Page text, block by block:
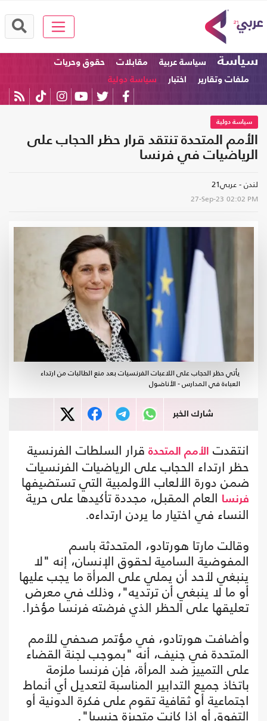
سياسة سياسة عربية مقابلات
حقوق وحريات
ملفات وتقارير
اختبار سياسة دولية
سياسة دولية
الأمم المتحدة تنتقد قرار حظر الحجاب على
الرياضيات في فرنسا
لندن - عربي21
27-Sep-23 02:02 PM
يأتي حظر الحجاب على اللاعبات الفرنسيات بعد منع الطالبات من ارتداء
العباءة في المدارس - الأناضول
شارك الخبر
انتقدت الأمم المتحدة قرار السلطات الفرنسية
حظر ارتداء الحجاب على الرياضيات الفرنسيات
ضمن دورة الألعاب الأولمبية التي تستضيفها
فرنسا العام المقبل، مجددة تأكيدها على حرية
النساء في اختيار ما يردن ارتداءه.
وقالت مارتا هورتادو، المتحدثة باسم
المفوضية السامية لحقوق الإنسان، إنه "لا
ينبغي لأحد أن يملي على المرأة ما يجب عليها
أو ما لا ينبغي أن ترتديه"، وذلك في معرض
تعليقها على الحظر الذي فرضته فرنسا مؤخرا.
وأضافت هورتادو، في مؤتمر صحفي للأمم
المتحدة في جنيف، أنه "بموجب لجنة القضاء
على التمييز ضد المرأة، فإن فرنسا ملزمة
باتخاذ جميع التدابير المناسبة لتعديل أي أنماط
اجتماعية أو ثقافية تقوم على فكرة الدونية أو
التفوق أو إذا كانت متحيزة جنسيا".